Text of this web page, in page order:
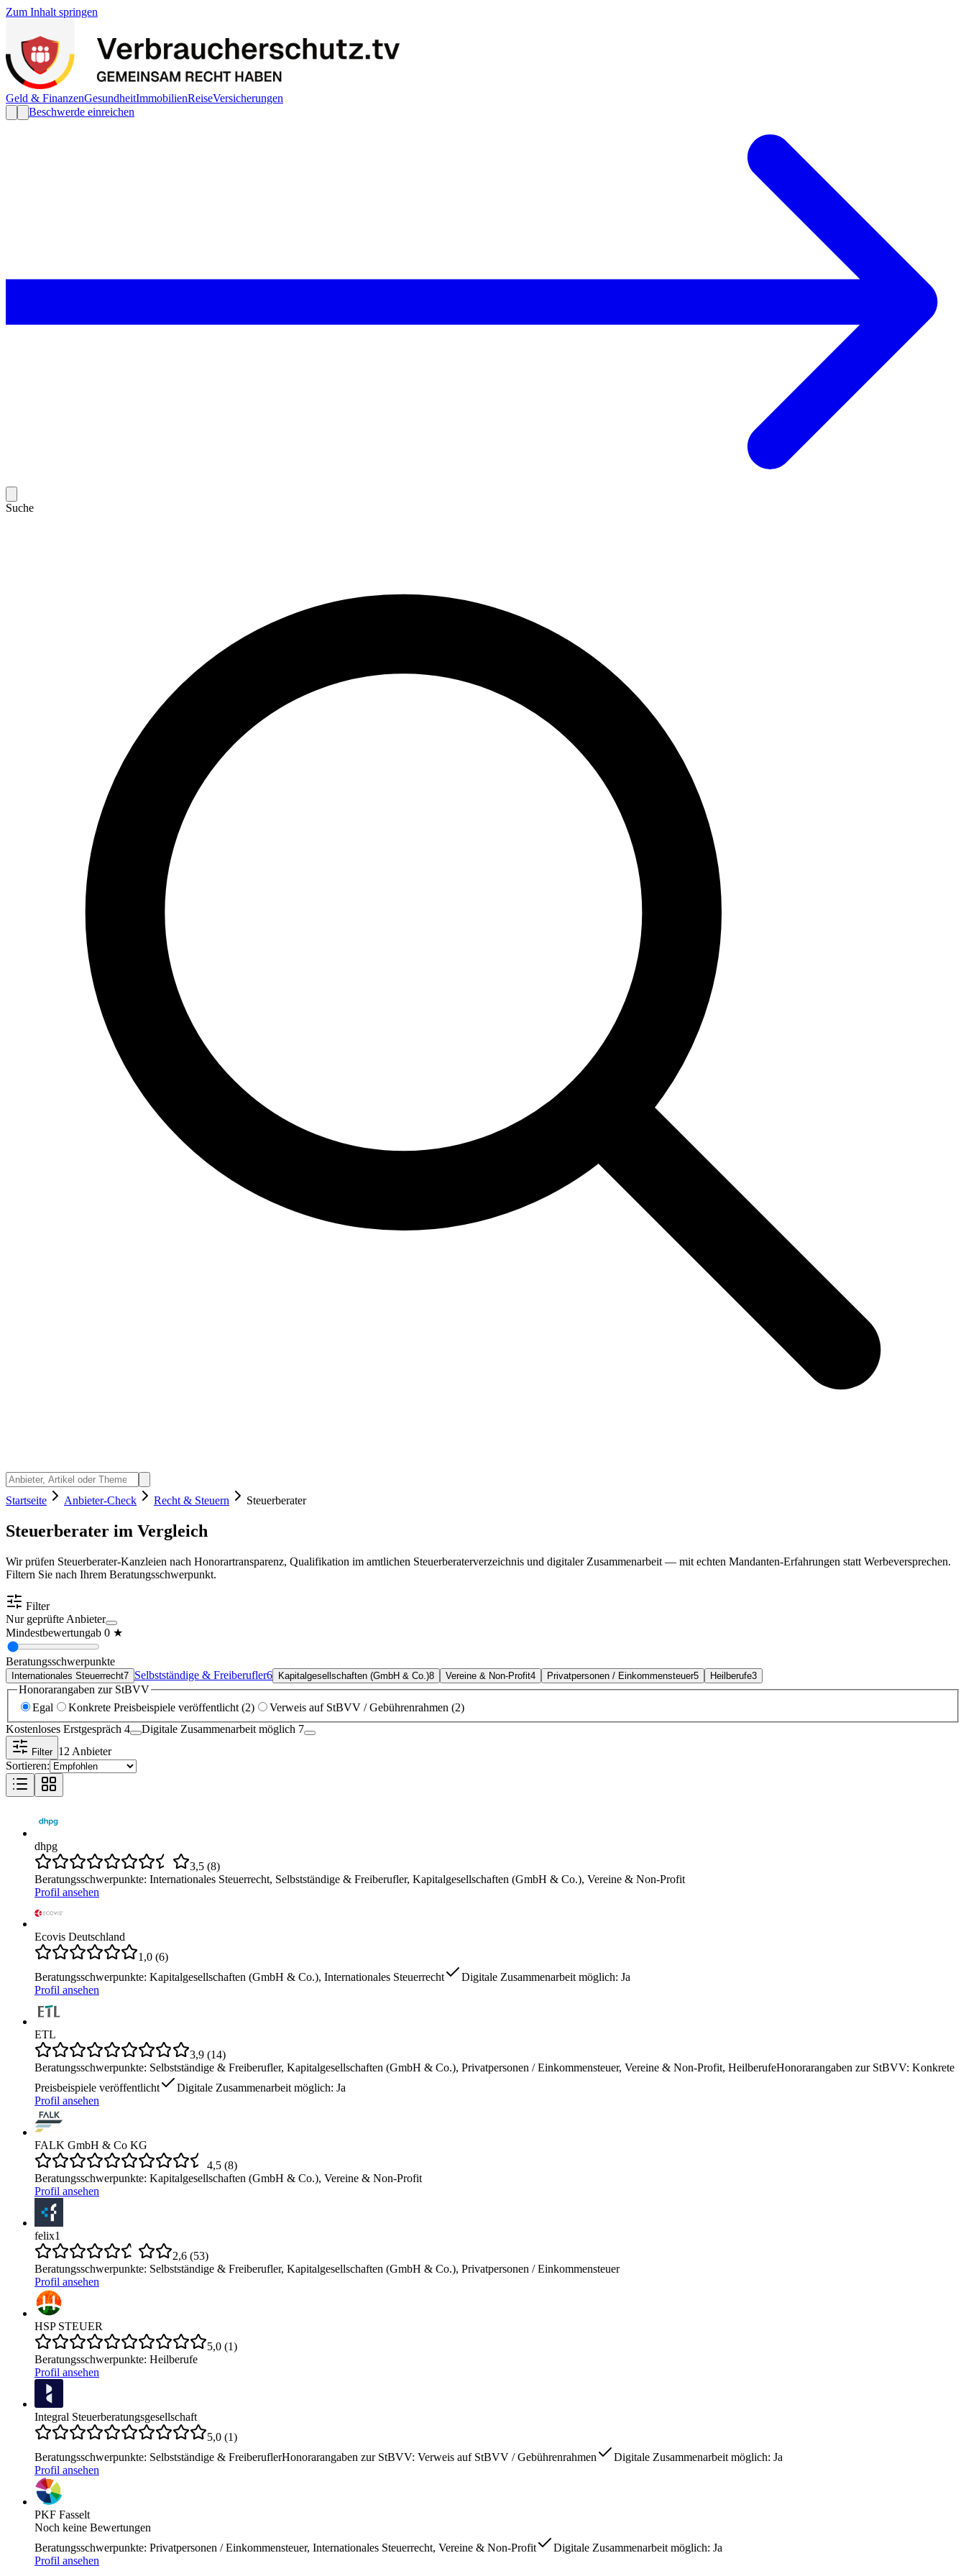
Zum Inhalt springen
Geld & FinanzenGesundheitImmobilienReiseVersicherungen
Beschwerde einreichen
Suche
Startseite Anbieter-Check Recht & Steuern Steuerberater
Steuerberater im Vergleich
Wir prüfen Steuerberater-Kanzleien nach Honorartransparenz, Qualifikation im amtlichen Steuerberaterverzeichnis und digitaler Zusammenarbeit — mit echten Mandanten-Erfahrungen statt Werbeversprechen.
Filtern Sie nach Ihrem Beratungsschwerpunkt.
Filter
Nur geprüfte Anbieter
Mindestbewertungab 0 ★
Beratungsschwerpunkte
Internationales Steuerrecht7 Selbstständige & Freiberufler6 Kapitalgesellschaften (GmbH & Co.)8 Vereine & Non-Profit4 Privatpersonen / Einkommensteuer5 Heilberufe3
Honorarangaben zur StBVV
Egal
Konkrete Preisbeispiele veröffentlicht (2)
Verweis auf StBVV / Gebührenrahmen (2)
Kostenloses Erstgespräch 4 Digitale Zusammenarbeit möglich 7
Filter 12 Anbieter
Sortieren:
dhpg
3,5 (8)
Beratungsschwerpunkte: Internationales Steuerrecht, Selbstständige & Freiberufler, Kapitalgesellschaften (GmbH & Co.), Vereine & Non-Profit
Profil ansehen
Ecovis Deutschland
1,0 (6)
Beratungsschwerpunkte: Kapitalgesellschaften (GmbH & Co.), Internationales Steuerrecht Digitale Zusammenarbeit möglich: Ja
Profil ansehen
ETL
3,9 (14)
Beratungsschwerpunkte: Selbstständige & Freiberufler, Kapitalgesellschaften (GmbH & Co.), Privatpersonen / Einkommensteuer, Vereine & Non-Profit, HeilberufeHonorarangaben zur StBVV: Konkrete
Preisbeispiele veröffentlicht
Digitale Zusammenarbeit möglich: Ja
Profil ansehen
FALK GmbH & Co KG
4,5 (8)
Beratungsschwerpunkte: Kapitalgesellschaften (GmbH & Co.), Vereine & Non-Profit
Profil ansehen
felix1
2,6 (53)
Beratungsschwerpunkte: Selbstständige & Freiberufler, Kapitalgesellschaften (GmbH & Co.), Privatpersonen / Einkommensteuer
Profil ansehen
HSP STEUER
5,0 (1)
Beratungsschwerpunkte: Heilberufe
Profil ansehen
Integral Steuerberatungsgesellschaft
5,0 (1)
Beratungsschwerpunkte: Selbstständige & FreiberuflerHonorarangaben zur StBVV: Verweis auf StBVV / Gebührenrahmen Digitale Zusammenarbeit möglich: Ja
Profil ansehen
PKF Fasselt
Noch keine Bewertungen
Beratungsschwerpunkte: Privatpersonen / Einkommensteuer, Internationales Steuerrecht, Vereine & Non-Profit Digitale Zusammenarbeit möglich: Ja
Profil ansehen